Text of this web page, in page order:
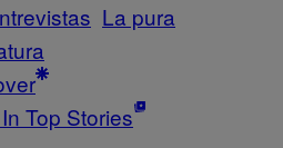
La pura
Top Stories